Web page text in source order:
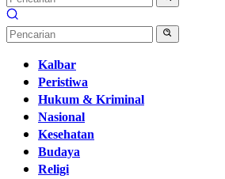
Kalbar
Peristiwa
Hukum & Kriminal
Nasional
Kesehatan
Budaya
Religi